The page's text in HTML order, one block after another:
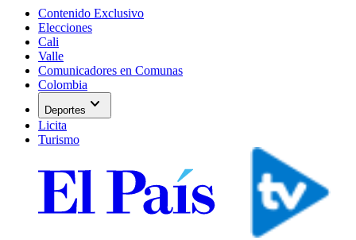
Contenido Exclusivo
Elecciones
Cali
Valle
Comunicadores en Comunas
Colombia
Deportes expand_more
Licita
Turismo